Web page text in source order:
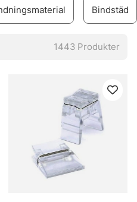
passar både den som
stabil kvalitet och
skönt.
hemma under
till huvudkategorin här:
Bindstäd
1443 Produkter